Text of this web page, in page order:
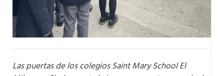
Las puertas de los colegios Saint Mary School El